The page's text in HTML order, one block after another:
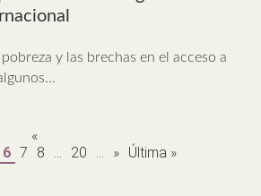
pobreza y las brechas en el acceso a
«
6 7 8 20 » Última »